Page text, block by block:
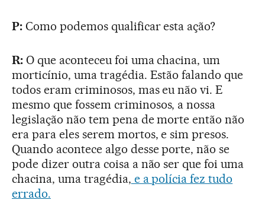
P:Como podemos qualificar esta ação?
R: O que aconteceu foi uma chacina, um
morticínio, uma tragédia. Estão falando que
todos eram criminosos, mas eu não vi. E
mesmo que fossem criminosos, a nossa
legislação não tem pena de morte então não
era para eles serem mortos, e sim presos.
Quando acontece algo desse porte, não se
pode dizer outra coisa a não ser que foi uma
chacina, uma tragédia, e a polícia fez tudo
errado.